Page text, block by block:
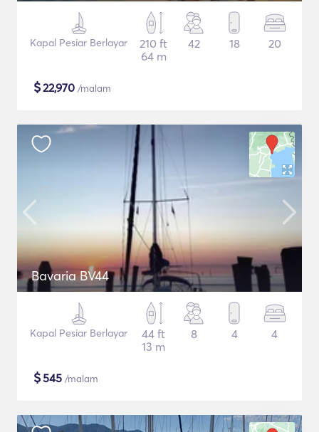
Kapal Pesiar Berlayar
210 ft
64 m
42 18 20
$22,970 /malam
Bavaria BV44
Kapal Pesiar Berlayar
44 ft
13 m
8 4 4
$545 /malam